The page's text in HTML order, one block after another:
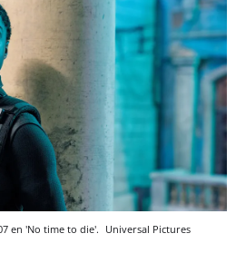
en 'No time to die'. Universal Pictures